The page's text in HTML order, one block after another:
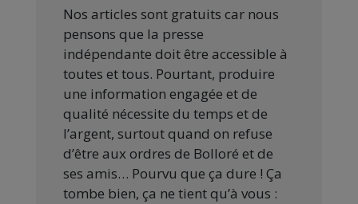
Nos articles sont gratuits car nous
pensons que la presse
indépendante doit être accessible à
toutes et tous. Pourtant, produire
une information engagée et de
qualité nécessite du temps et de
l’argent, surtout quand on refuse
d’être aux ordres de Bolloré et de
ses amis… Pourvu que ça dure ! Ça
tombe bien, ça ne tient qu’à vous :